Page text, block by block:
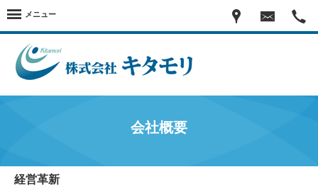
メニュー
会社概要
経営革新